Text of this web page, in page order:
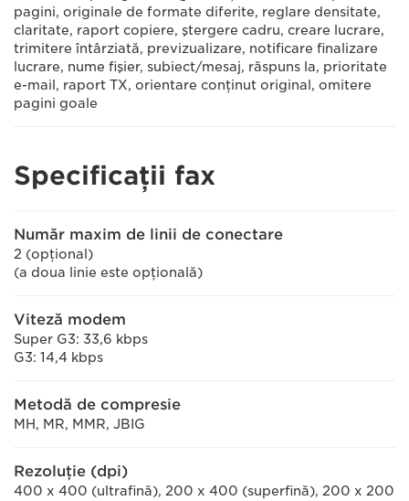
pagini, originale de formate diferite, reglare densitate,
claritate, raport copiere, ştergere cadru, creare lucrare,
trimitere întârziată, previzualizare, notificare finalizare
lucrare, nume fişier, subiect/mesaj, răspuns la, prioritate
e-mail, raport TX, orientare conţinut original, omitere
pagini goale
Specificaţii fax
Număr maxim de linii de conectare
2 (opţional)
(a doua linie este opţională)
Viteză modem
Super G3: 33,6 kbps
G3: 14,4 kbps
Metodă de compresie
MH, MR, MMR, JBIG
Rezoluţie (dpi)
400 x 400 (ultrafină), 200 x 400 (superfină), 200 x 200